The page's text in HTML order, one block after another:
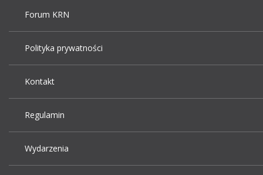
Forum KRN
Polityka prywatności
Kontakt
Regulamin
Wydarzenia